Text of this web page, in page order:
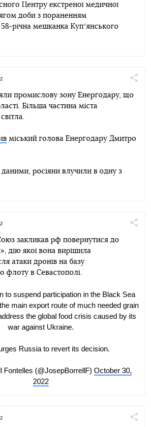
Центру екстреної медичної
доби з пораненням
58-річна мешканка Купʼянського
Telegram FacebookTwitter
промислову зону Енергодару, що
Більша частина міста
міський голова Енергодару Дмитро
росіяни влучили в одну з
TelegramFacebookTwitter
закликав рф повернутися до
дію якої вона вирішила
атаки дронів на базу
флоту в Севастополі.
to suspend participation in the Black Sea
main export route of much needed grain
the global food crisis caused by its
war against Ukraine.
Russia to revert its decision.
(@JosepBorrellF) October 30,
2022